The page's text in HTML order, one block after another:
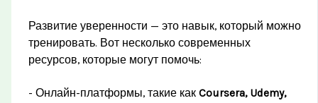
Развитие уверенности — это навык, который можно
тренировать. Вот несколько современных
ресурсов, которые могут помочь:
- Онлайн-платформы, такие какCoursera, Udemy,